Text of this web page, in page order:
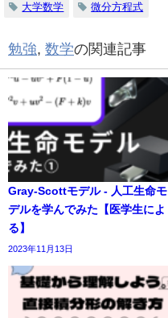
大学数学 微分方程式
勉強, 数学の関連記事
Gray-Scottモデル - 人工生命モ
デルを学んでみた【医学生によ
る】
2023年11月13日